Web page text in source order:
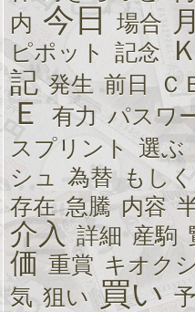
キ
］-
FX
パ
内 今日 場合
ピポット 記念
記 発生 前日 Ｃ
Ｅ 有力 パスワ
スプリント
選ぶ
シュ 為替 もしく
存在 急騰 内容
介入 詳細 産駒
価 重賞 キオク
気 狙い 買い